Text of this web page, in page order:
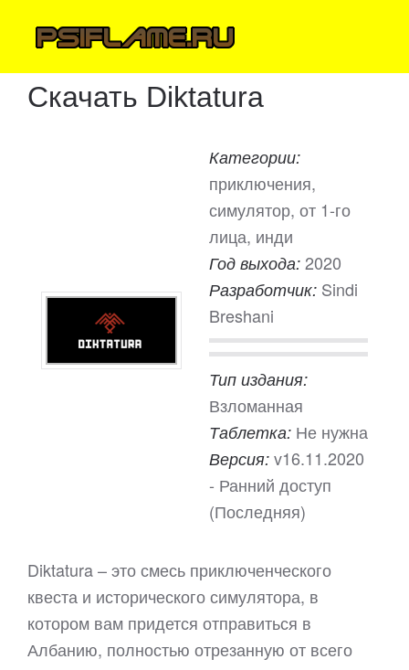
Скачать Diktatura
Категории:
приключения,
симулятор, от 1-го
лица, инди
Год выхода: 2020
Разработчик: Sindi
Breshani
Тип издания:
Взломанная
Таблетка: Не нужна
Версия: v16.11.2020
- Ранний доступ
(Последняя)
Diktatura – это смесь приключенческого
квеста и исторического симулятора, в
котором вам придется отправиться в
Албанию, полностью отрезанную от всего